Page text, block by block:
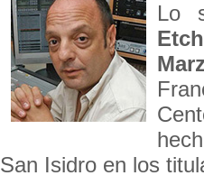
Lo
San Isidro en los